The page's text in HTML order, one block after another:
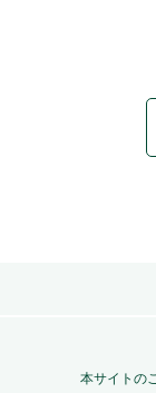
本サイトの